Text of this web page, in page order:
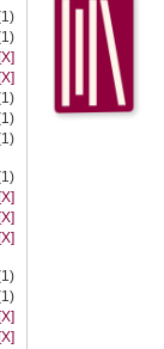
[X]
[X]
[X]
[X]
[X]
[X]
[X]